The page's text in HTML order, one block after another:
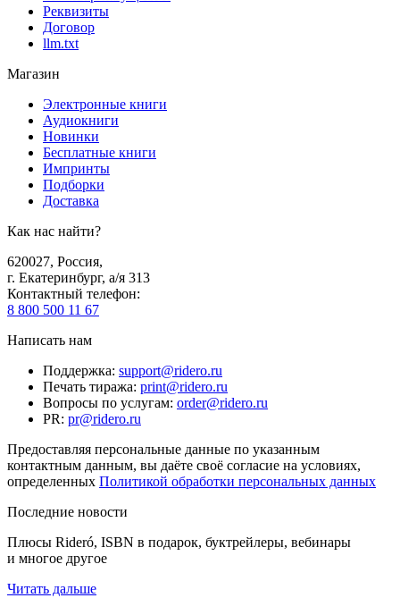
Реквизиты
Договор
llm.txt
Магазин
Электронные книги
Аудиокниги
Новинки
Бесплатные книги
Импринты
Подборки
Доставка
Как нас найти?
620027, Россия,
г. Екатеринбург, а/я 313
Контактный телефон:
8 800 500 11 67
Написать нам
Поддержка: support@ridero.ru
Печать тиража: print@ridero.ru
Вопросы по услугам: order@ridero.ru
PR: pr@ridero.ru
Предоставляя персональные данные по указанным
контактным данным, вы даёте своё согласие на условиях,
определенных Политикой обработки персональных данных
Последние новости
Плюсы Rideró, ISBN в подарок, буктрейлеры, вебинары
и многое другое
Читать дальше